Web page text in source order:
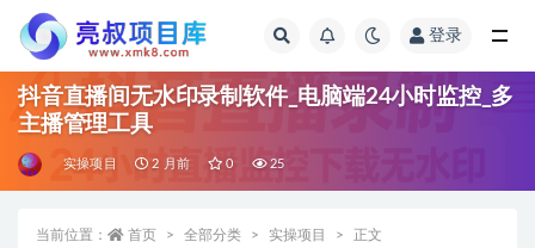
登录
抖音直播间无水印录制软件_电脑端24小时监控_多
主播管理工具
实操项目 2 月前 0 25
当前位置： 首页 全部分类 实操项目 正文